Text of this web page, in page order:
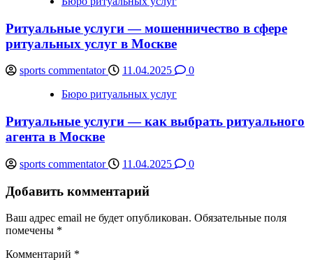
Ритуальные услуги — мошенничество в сфере
ритуальных услуг в Москве
sports commentator 11.04.2025
0
Бюро ритуальных услуг
Ритуальные услуги — как выбрать ритуального
агента в Москве
sports commentator 11.04.2025 0
Добавить комментарий
Ваш адрес email не будет опубликован. Обязательные поля
помечены *
Комментарий *